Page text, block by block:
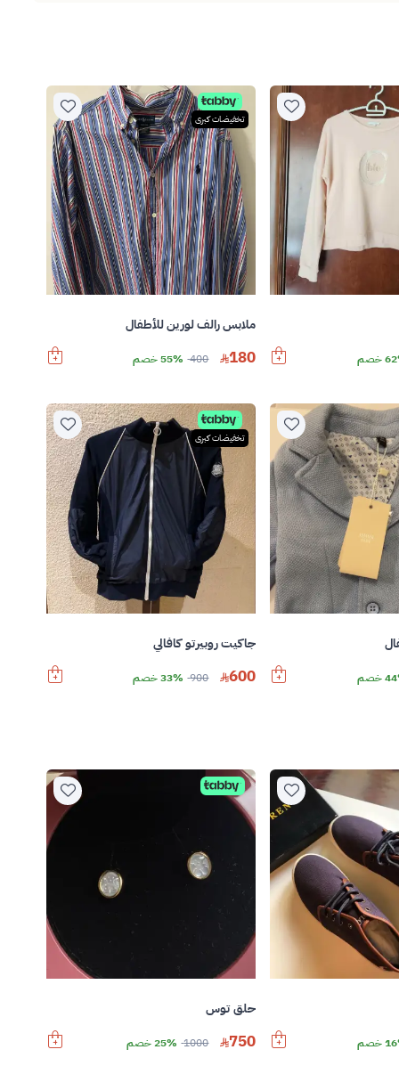
خصم
تخفيضات كبرى
ملابس رالف لورين للأطفال
180
400 55% خصم
خصم
تخفيضات كبرى
جاكيت روبيرتو كافالي
600
900 33% خصم
خصم
حلق توس
750
1000 25% خصم